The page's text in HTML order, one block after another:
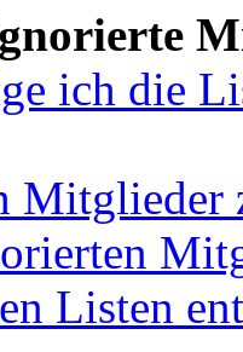
ich die
Mitglieder
Listen